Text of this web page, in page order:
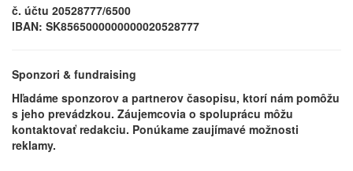
č. účtu 20528777/6500
IBAN: SK8565000000000020528777
Sponzori & fundraising
Hľadáme sponzorov a partnerov časopisu, ktorí nám pomôžu
s jeho prevádzkou. Záujemcovia o spoluprácu môžu
kontaktovať redakciu. Ponúkame zaujímavé možnosti
reklamy.